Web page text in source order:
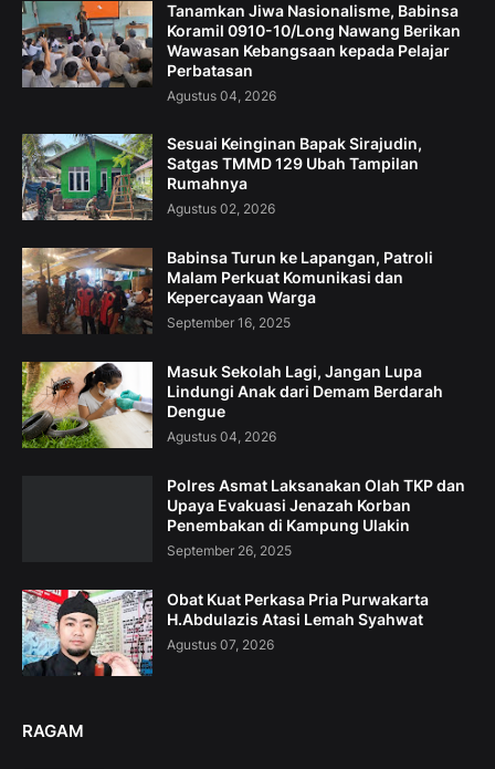
Tanamkan Jiwa Nasionalisme, Babinsa
Koramil 0910-10/Long Nawang Berikan
Wawasan Kebangsaan kepada Pelajar
Perbatasan
Agustus 04, 2026
Sesuai Keinginan Bapak Sirajudin,
Satgas TMMD 129 Ubah Tampilan
Rumahnya
Agustus 02, 2026
Babinsa Turun ke Lapangan, Patroli
Malam Perkuat Komunikasi dan
Kepercayaan Warga
September 16, 2025
Masuk Sekolah Lagi, Jangan Lupa
Lindungi Anak dari Demam Berdarah
Dengue
Agustus 04, 2026
Polres Asmat Laksanakan Olah TKP dan
Upaya Evakuasi Jenazah Korban
Penembakan di Kampung Ulakin
September 26, 2025
Obat Kuat Perkasa Pria Purwakarta
H.Abdulazis Atasi Lemah Syahwat
Agustus 07, 2026
RAGAM